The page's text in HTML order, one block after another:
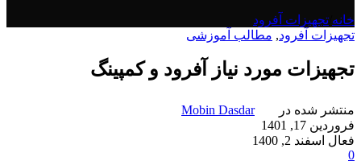
خانه تجهیزات آفرود
تجهیزات آفرود, مطالب آموزشی
تجهیزات مورد نیاز آفرود و کمپینگ
منتشر شده در
Mobin Dasdar
فروردین 17, 1401
فعال اسفند 2, 1400
0